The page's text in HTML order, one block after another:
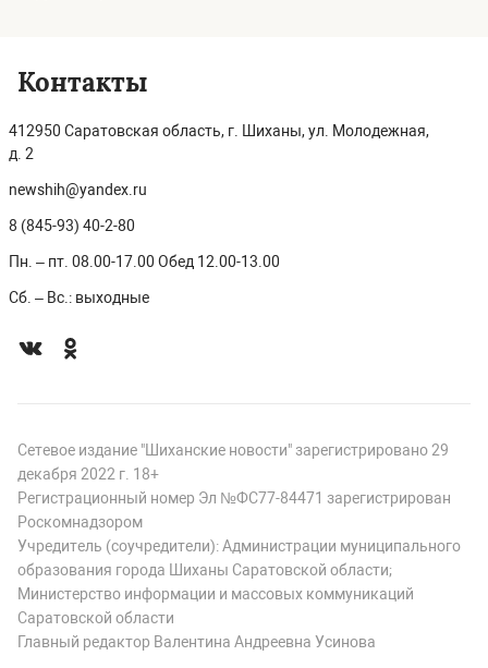
Контакты
412950 Саратовская область, г. Шиханы, ул. Молодежная,
д. 2
newshih@yandex.ru
8 (845-93) 40-2-80
Пн. – пт. 08.00-17.00 Обед 12.00-13.00
Сб. – Вс.: выходные
Сетевое издание "Шиханские новости" зарегистрировано 29
декабря 2022 г. 18+
Регистрационный номер Эл №ФС77-84471 зарегистрирован
Роскомнадзором
Учредитель (соучредители): Администрации муниципального
образования города Шиханы Саратовской области;
Министерство информации и массовых коммуникаций
Саратовской области
Главный редактор Валентина Андреевна Усинова